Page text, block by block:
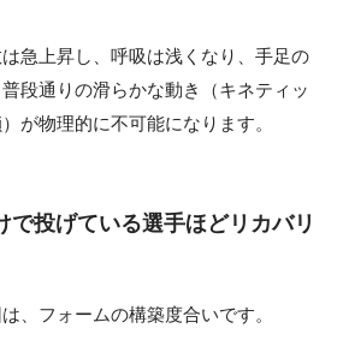
急上昇し、呼吸は浅くなり、手足の
段通りの滑らかな動き（キネティッ
が物理的に不可能になります。
で投げている選手ほどリカバリ
、フォームの構築度合いです。